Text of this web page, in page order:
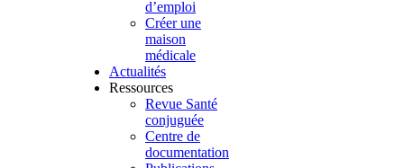
d’emploi
Créer une
maison
médicale
Actualités
Ressources
Revue Santé
conjuguée
Centre de
documentation